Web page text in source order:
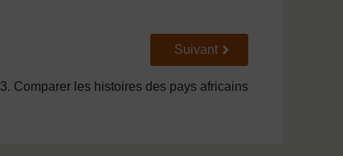
Suivant
Suivant
3. Comparer les histoires des pays africains